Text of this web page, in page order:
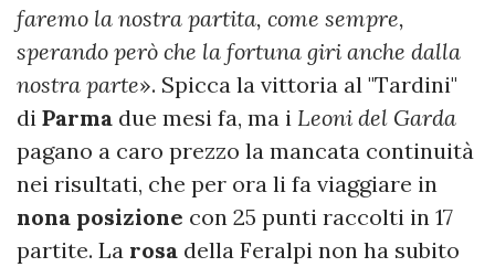
faremo la nostra partita, come sempre,
sperando però che la fortuna giri anche dalla
nostra parte». Spicca la vittoria al "Tardini"
di Parma due mesi fa, ma i Leoni del Garda
pagano a caro prezzo la mancata continuità
nei risultati, che per ora li fa viaggiare in
nona posizione con 25 punti raccolti in 17
partite. La rosa della Feralpi non ha subito